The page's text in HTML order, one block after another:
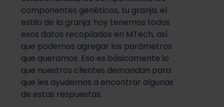
componentes genéticos, tu granja, el
estilo de la granja; hoy tenemos todos
esos datos recopilados en MTech, así
que podemos agregar los parámetros
que queramos. Eso es básicamente lo
que nuestros clientes demandan para
que les ayudemos a encontrar algunas
de estas respuestas.